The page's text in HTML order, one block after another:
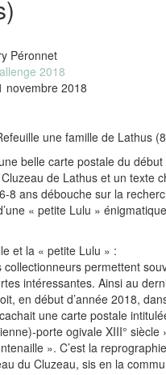
Péronnet
2018
novembre 2018
une famille de Lathus
belle carte postale du
de Lathus et un texte
8 ans débouche sur la
« petite Lulu »
et la « petite Lulu » :
collectionneurs permettent
intéressantes. Ainsi au
en début d’année 2018,
une carte postale
porte ogivale XIII° siècle
». C’est la
du Cluzeau, sis en la